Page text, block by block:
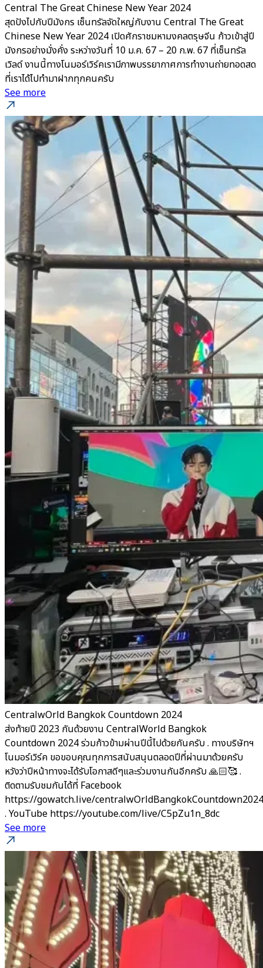
Central The Great Chinese New Year 2024
สุดปังไปกับปีมังกร เซ็นทรัลจัดใหญ่กับงาน Central The Great
Chinese New Year 2024 เปิดศักราชมหามงคลตรุษจีน ก้าวเข้าสู่ปี
มังกรอย่างมั่งคั่ง ระหว่างวันที่ 10 ม.ค. 67 – 20 ก.พ. 67 ที่เซ็นทรัล
เวิลด์ งานนี้ทางโนมอร์เวิร์คเรามีภาพบรรยากาศการทำงานถ่ายทอดสด
ที่เราได้ไปทำมาฝากทุกคนครับ
See more
CentralwOrld Bangkok Countdown 2024
ส่งท้ายปี 2023 กันด้วยงาน CentralWorld Bangkok
Countdown 2024 ร่วมก้าวข้ามผ่านปีนี้ไปด้วยกันครับ . ทางบริษัทฯ
โนมอร์เวิร์ค ขอขอบคุณทุกการสนับสนุนตลอดปีที่ผ่านมาด้วยครับ
หวังว่าปีหน้าทางจะได้รับโอกาสดีๆและร่วมงานกันอีกครับ 🙏🏻🥰 .
ติดตามรับชมกันได้ที่ Facebook
https://gowatch.live/centralwOrldBangkokCountdown2024
. YouTube https://youtube.com/live/C5pZu1n_8dc
See more